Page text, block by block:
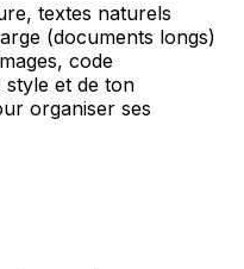
textes naturels
(documents longs)
code
style et de ton
organiser ses